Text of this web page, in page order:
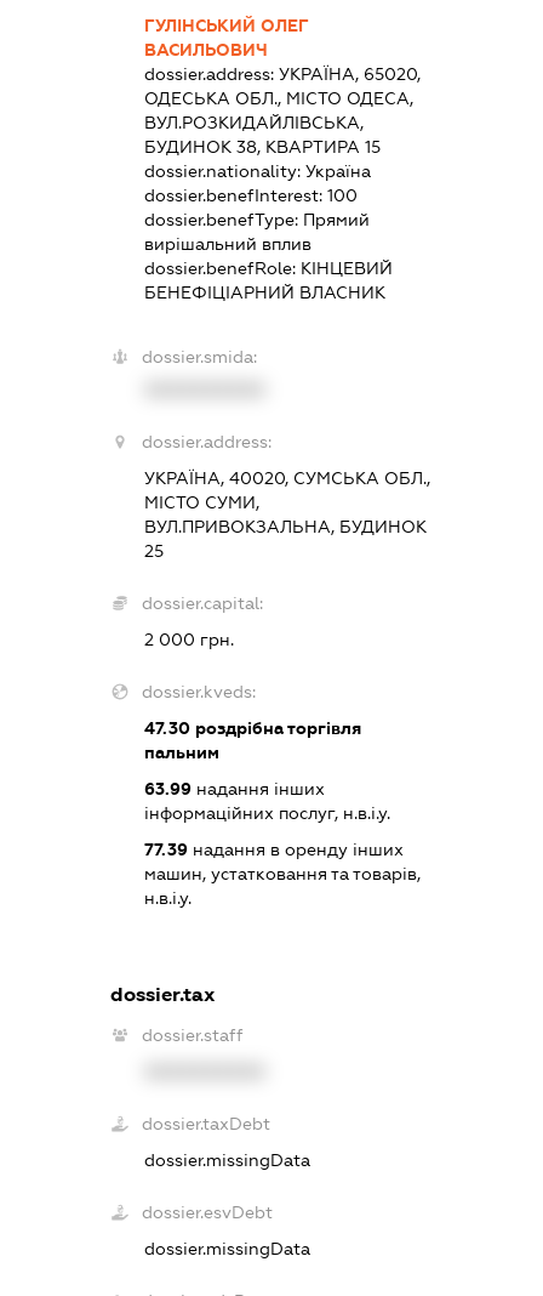
ГУЛІНСЬКИЙ ОЛЕГ
ВАСИЛЬОВИЧ
dossier.address: УКРАЇНА, 65020,
ОДЕСЬКА ОБЛ., МІСТО ОДЕСА,
ВУЛ.РОЗКИДАЙЛІВСЬКА,
БУДИНОК 38, КВАРТИРА 15
dossier.nationality: Україна
dossier.benefInterest: 100
dossier.benefType: Прямий
вирішальний вплив
dossier.benefRole: КІНЦЕВИЙ
БЕНЕФІЦІАРНИЙ ВЛАСНИК
dossier.smida:
dossier.address:
УКРАЇНА, 40020, СУМСЬКА ОБЛ.,
МІСТО СУМИ,
ВУЛ.ПРИВОКЗАЛЬНА, БУДИНОК
25
dossier.capital:
2 000 грн.
dossier.kveds:
47.30роздрібна торгівля
пальним
63.99надання інших
інформаційних послуг, н.в.і.у.
77.39надання в оренду інших
машин, устатковання та товарів,
н.в.і.у.
dossier.tax
dossier.staff
dossier.taxDebt
dossier.missingData
dossier.esvDebt
dossier.missingData